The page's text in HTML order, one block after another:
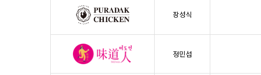
장성식
정민섭